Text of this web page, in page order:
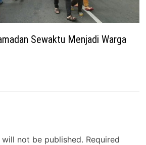
Sewaktu Menjadi Warga
not be published. Required